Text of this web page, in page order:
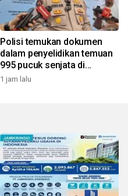
Polisi temukan dokumen
dalam penyelidikan temuan
995 pucuk senjata di
sekolah
1 jam lalu